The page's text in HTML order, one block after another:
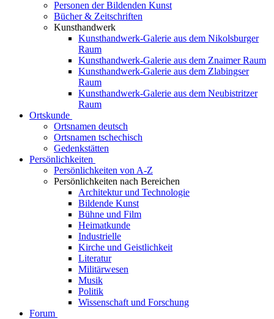
Personen der Bildenden Kunst
Bücher & Zeitschriften
Kunsthandwerk
Kunsthandwerk-Galerie aus dem Nikolsburger
Raum
Kunsthandwerk-Galerie aus dem Znaimer Raum
Kunsthandwerk-Galerie aus dem Zlabingser
Raum
Kunsthandwerk-Galerie aus dem Neubistritzer
Raum
Ortskunde
Ortsnamen deutsch
Ortsnamen tschechisch
Gedenkstätten
Persönlichkeiten
Persönlichkeiten von A-Z
Persönlichkeiten nach Bereichen
Architektur und Technologie
Bildende Kunst
Bühne und Film
Heimatkunde
Industrielle
Kirche und Geistlichkeit
Literatur
Militärwesen
Musik
Politik
Wissenschaft und Forschung
Forum